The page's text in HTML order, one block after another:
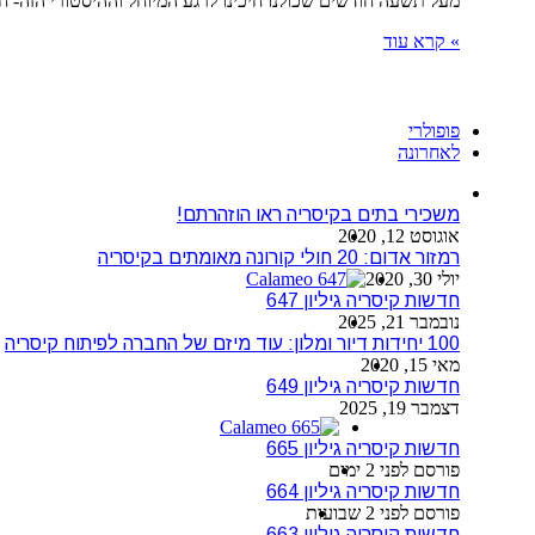
» קרא עוד
פופולרי
לאחרונה
משכירי בתים בקיסריה ראו הוזהרתם!
אוגוסט 12, 2020
רמזור אדום: 20 חולי קורונה מאומתים בקיסריה
יולי 30, 2020
חדשות קיסריה גיליון 647
נובמבר 21, 2025
100 יחידות דיור ומלון: עוד מיזם של החברה לפיתוח קיסריה
מאי 15, 2020
חדשות קיסריה גיליון 649
דצמבר 19, 2025
חדשות קיסריה גיליון 665
פורסם לפני 2 ימים
חדשות קיסריה גיליון 664
פורסם לפני 2 שבועות